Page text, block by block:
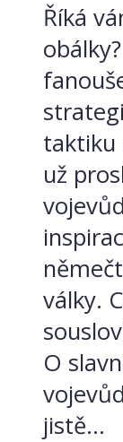
Říká
taktiku
už
války.
O
jistě...